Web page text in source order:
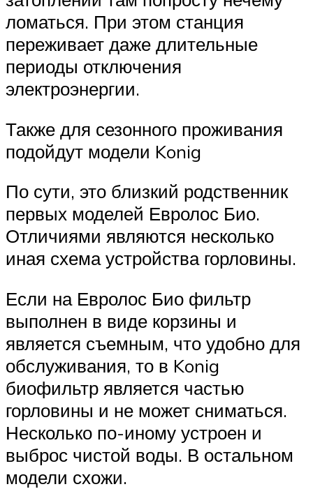
ломаться. При этом станция
переживает даже длительные
периоды отключения
электроэнергии.
Также для сезонного проживания
подойдут модели Konig
По сути, это близкий родственник
первых моделей Евролос Био.
Отличиями являются несколько
иная схема устройства горловины.
Если на Евролос Био фильтр
выполнен в виде корзины и
является съемным, что удобно для
обслуживания, то в Konig
биофильтр является частью
горловины и не может сниматься.
Несколько по-иному устроен и
выброс чистой воды. В остальном
модели схожи.